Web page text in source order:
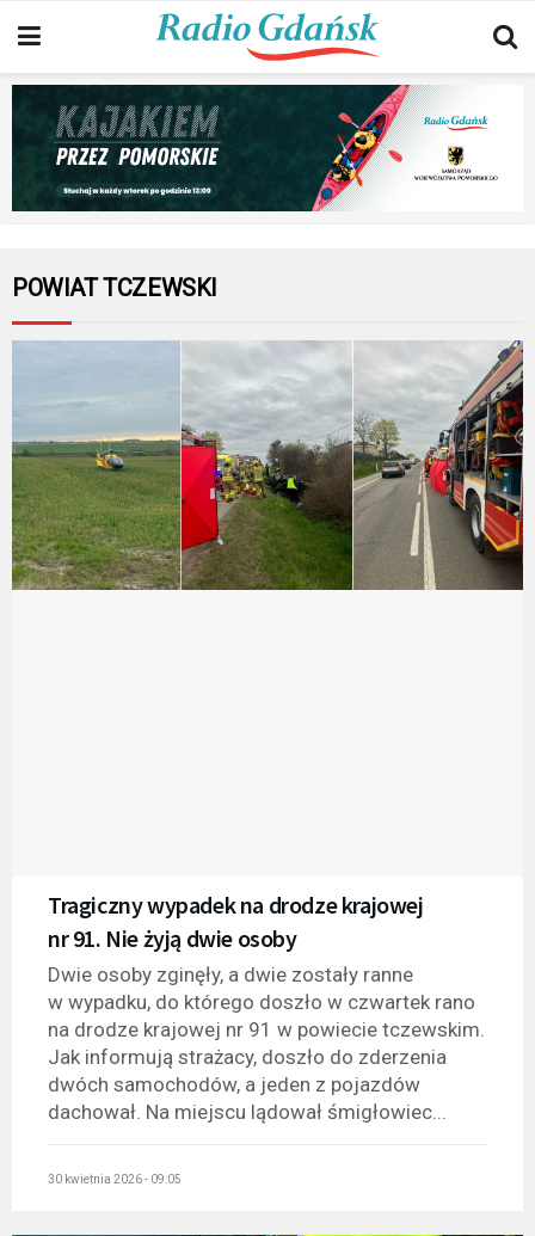
POWIAT TCZEWSKI
Tragiczny wypadek na drodze krajowej
nr 91. Nie żyją dwie osoby
Dwie osoby zginęły, a dwie zostały ranne
w wypadku, do którego doszło w czwartek rano
na drodze krajowej nr 91 w powiecie tczewskim.
Jak informują strażacy, doszło do zderzenia
dwóch samochodów, a jeden z pojazdów
dachował. Na miejscu lądował śmigłowiec...
30 kwietnia 2026 - 09:05